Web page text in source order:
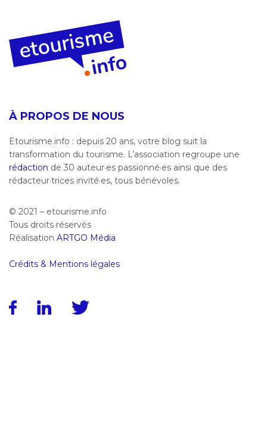
À PROPOS DE NOUS
Etourisme.info : depuis 20 ans, votre blog suit la
transformation du tourisme. L’association regroupe une
rédaction de 30 auteur·es passionné·es ainsi que des
rédacteur·trices invité·es, tous bénévoles.
© 2021 – etourisme.info
Tous droits réservés
Réalisation ARTGO Média
Crédits & Mentions légales